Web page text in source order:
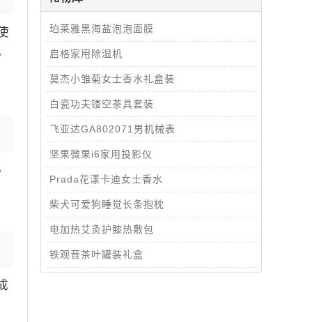
珀莱雅黑海盐泡泡面膜
启格家用除湿机
莫杰小雏菊女士香水礼盒装
白瓷功夫镂空茶具套装
飞亚达GA802071男机械表
坚果微果i6家用投影仪
Prada花漾卡迪女士香水
柴犬可爱狗睡觉长条抱枕
电加热艾灸护膝热敷包
铁观音茶叶罐装礼盒